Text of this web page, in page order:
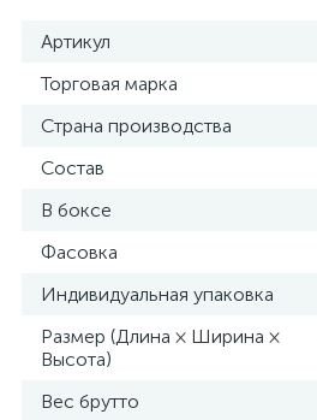
Артикул
Торговая марка
Страна производства
Состав
В боксе
Фасовка
Индивидуальная упаковка
Размер (Длина × Ширина ×
Высота)
Вес брутто